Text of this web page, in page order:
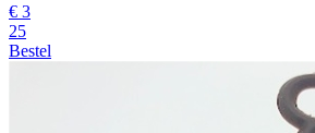
€ 3
25
Bestel